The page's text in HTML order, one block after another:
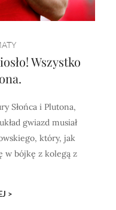
Wszystko
Słońca i Plutona,
gwiazd musiał
który, jak
w bójkę z kolegą z
>